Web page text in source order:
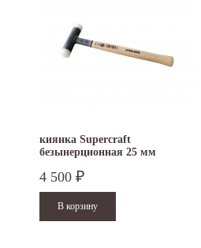
киянка Supercraft
безынерционная 25 мм
4 500 ₽